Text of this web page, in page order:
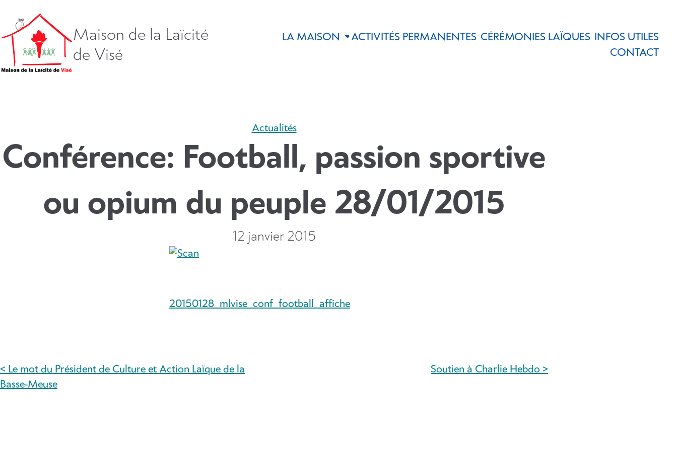
directement
le
contenu
Maison de la Laïcité
de Visé
LA MAISON ACTIVITÉS PERMANENTES CÉRÉMONIES LAÏQUES INFOS UTILES
CONTACT
Actualités
Conférence: Football, passion sportive
ou opium du peuple 28/01/2015
12 janvier 2015
20150128_mlvise_conf_football_affiche
NAVIGATION
< Le mot du Président de Culture et Action Laïque de la
Basse-Meuse
Soutien à Charlie Hebdo >